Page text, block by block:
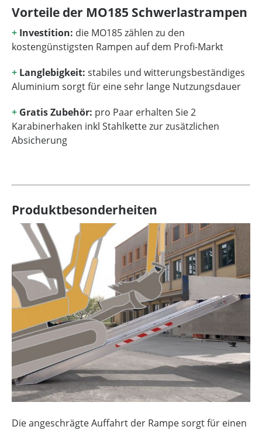
Vorteile der MO185 Schwerlastrampen
+ Investition: die MO185 zählen zu den
kostengünstigsten Rampen auf dem Profi-Markt
+ Langlebigkeit: stabiles und witterungsbeständiges
Aluminium sorgt für eine sehr lange Nutzungsdauer
+ Gratis Zubehör: pro Paar erhalten Sie 2
Karabinerhaken inkl Stahlkette zur zusätzlichen
Absicherung
Produktbesonderheiten
Die angeschrägte Auffahrt der Rampe sorgt für einen